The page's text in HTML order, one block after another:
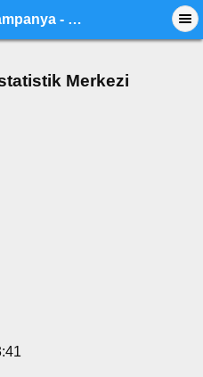
Her Gün Kampanya - İstatistik Merkezi
Merkezi